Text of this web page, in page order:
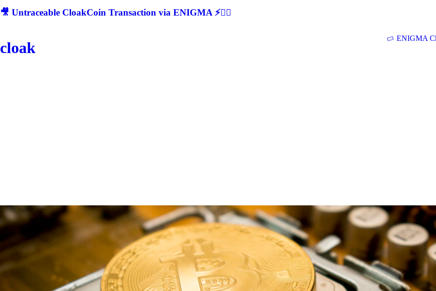
🎥 Untraceable CloakCoin Transaction via ENIGMA ⚡🕵‍♂
cloak
ENIGMA